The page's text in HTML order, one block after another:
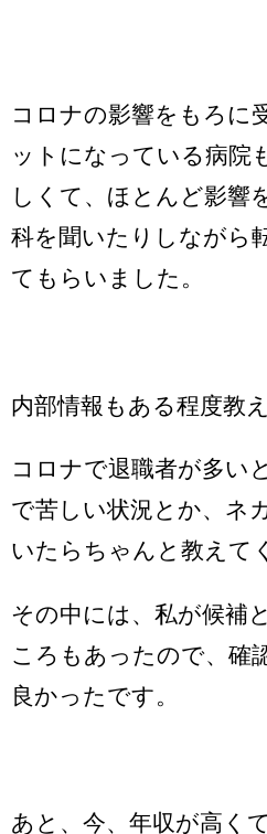
コロナの影響をもろに
ットになっている病院
しくて、ほとんど影響
科を聞いたりしながら
てもらいました。
内部情報もある程度教
コロナで退職者が多い
で苦しい状況とか、ネ
いたらちゃんと教えて
その中には、私が候補
ころもあったので、確
良かったです。
あと、今、年収が高く